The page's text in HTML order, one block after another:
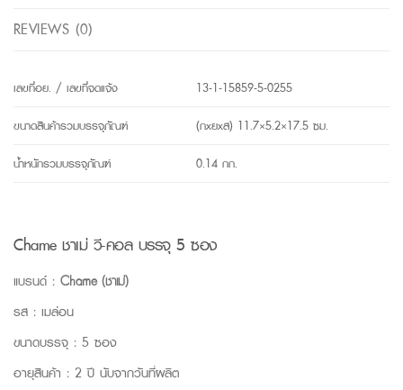
REVIEWS (0)
เลขที่อย. / เลขที่จดแจ้ง
13-1-15859-5-0255
ขนาดสินค้ารวมบรรจุภัณฑ์
(กxยxส) 11.7×5.2×17.5 ซม.
น้ำหนักรวมบรรจุภัณฑ์
0.14 กก.
Chame ชาเม่ วี-คอล บรรจุ 5 ซอง
แบรนด์ : Chame (ชาเม่)
รส : เมล่อน
ขนาดบรรจุ : 5 ซอง
อายุสินค้า : 2 ปี นับจากวันที่ผลิต